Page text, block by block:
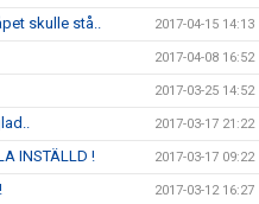
skulle stå.. 2017-04-15 14:13
2017-04-08 16:52
2017-03-25 14:52
2017-03-17 21:22
INSTÄLLD ! 2017-03-17 09:22
2017-03-12 16:27